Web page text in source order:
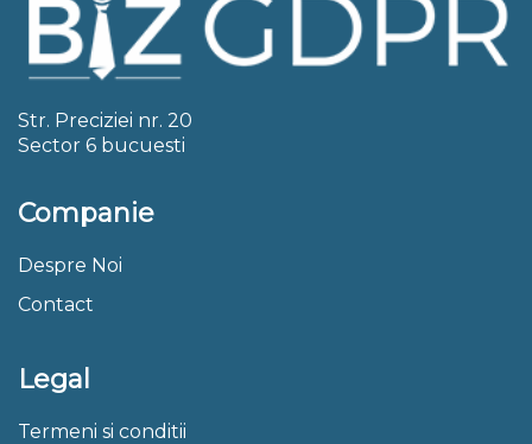
Str. Preciziei nr. 20
Sector 6 bucuesti
Companie
Despre Noi
Contact
Legal
Termeni si conditii